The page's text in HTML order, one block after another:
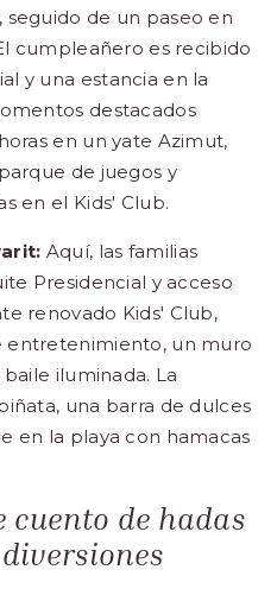
seguido de un paseo en
cumpleañero es recibido
y una estancia en la
destacados
en un yate Azimut,
de juegos y
en el Kids' Club.
Aquí, las familias
Presidencial y acceso
renovado Kids' Club,
entretenimiento, un muro
iluminada. La
una barra de dulces
en la playa con hamacas
cuento de hadas